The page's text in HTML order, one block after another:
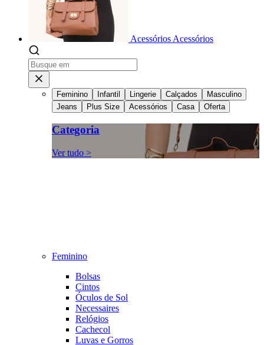
Acessórios Acessórios
Feminino Infantil Lingerie Calçados
Masculino
Jeans
Plus Size Acessórios Casa Oferta
Categoria
Ver tudo >
Feminino
Bolsas
Cintos
Óculos de Sol
Necessaires
Relógios
Cachecol
Luvas e Gorros